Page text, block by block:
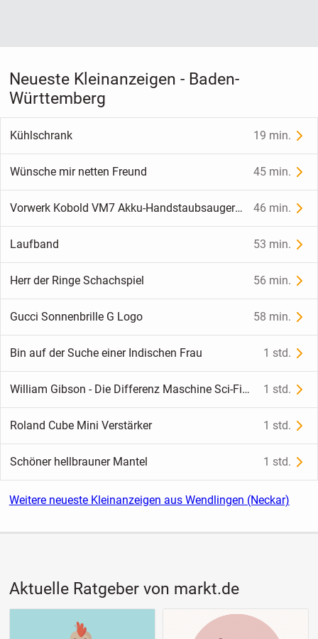
Neueste Kleinanzeigen - Baden-
Württemberg
Kühlschrank 19 min.
Wünsche mir netten Freund 45 min.
Vorwerk Kobold VM7 Akku-Handstaubsauger NEU, OVP mit Rechnung. 46 min.
Laufband 53 min.
Herr der Ringe Schachspiel 56 min.
Gucci Sonnenbrille G Logo 58 min.
Bin auf der Suche einer Indischen Frau 1 std.
William Gibson - Die Differenz Maschine Sci-Fiction Roman Heyne 1 std.
Roland Cube Mini Verstärker 1 std.
Schöner hellbrauner Mantel 1 std.
Weitere neueste Kleinanzeigen aus Wendlingen (Neckar)
Aktuelle Ratgeber von markt.de